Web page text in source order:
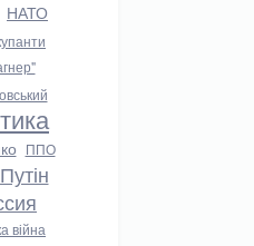
НАТО
ППО
Путін
війна